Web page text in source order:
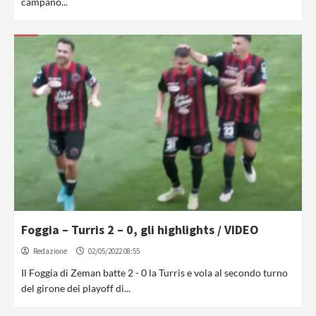
Foggia – Turris 2 – 0, gli highlights / VIDEO
Redazione 02/05/2022 08:55
Il Foggia di Zeman batte 2 - 0 la Turris e vola al secondo turno
del girone dei playoff di...